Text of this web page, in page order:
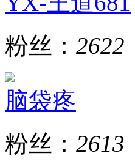
粉丝： 2622
脑袋疼
粉丝： 2613